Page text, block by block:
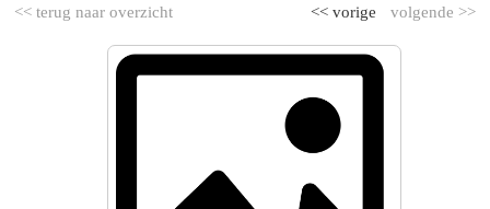
<< terug naar overzicht volgende >>
<< vorige